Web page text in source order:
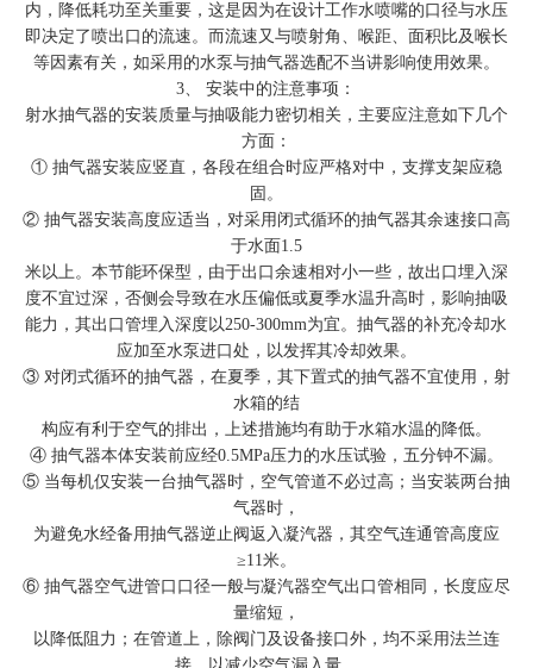
内，降低耗功至关重要，这是因为在设计工作水喷嘴的口径与水压
即决定了喷出口的流速。而流速又与喷射角、喉距、面积比及喉长
等因素有关，如采用的水泵与抽气器选配不当讲影响使用效果。
3、 安装中的注意事项：
射水抽气器的安装质量与抽吸能力密切相关，主要应注意如下几个
方面：
① 抽气器安装应竖直，各段在组合时应严格对中，支撑支架应稳
固。
② 抽气器安装高度应适当，对采用闭式循环的抽气器其余速接口高
于水面1.5
米以上。本节能环保型，由于出口余速相对小一些，故出口埋入深
度不宜过深，否侧会导致在水压偏低或夏季水温升高时，影响抽吸
能力，其出口管埋入深度以250-300mm为宜。抽气器的补充冷却水
应加至水泵进口处，以发挥其冷却效果。
③ 对闭式循环的抽气器，在夏季，其下置式的抽气器不宜使用，射
水箱的结
构应有利于空气的排出，上述措施均有助于水箱水温的降低。
④ 抽气器本体安装前应经0.5MPa压力的水压试验，五分钟不漏。
⑤ 当每机仅安装一台抽气器时，空气管道不必过高；当安装两台抽
气器时，
为避免水经备用抽气器逆止阀返入凝汽器，其空气连通管高度应
≥11米。
⑥ 抽气器空气进管口口径一般与凝汽器空气出口管相同，长度应尽
量缩短，
以降低阻力；在管道上，除阀门及设备接口外，均不采用法兰连